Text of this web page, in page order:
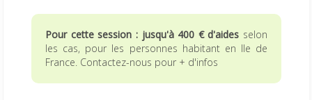
Pour cette session : jusqu'à 400 € d'aides selon
les cas, pour les personnes habitant en Ile de
France. Contactez-nous pour + d'infos